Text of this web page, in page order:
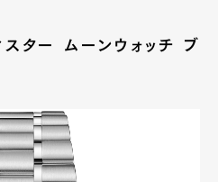
ター ムーンウォッチ ブ